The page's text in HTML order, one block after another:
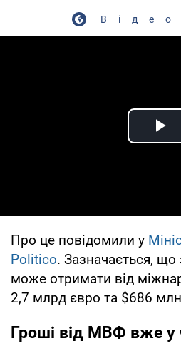
Про це повідомили у
Politico. Зазначається, що
може отримати від
2,7 млрд євро та $686
Гроші від МВФ вже у